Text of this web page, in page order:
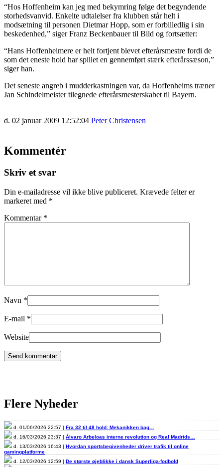
“Hos Hoffenheim kan jeg med bekymring følge det begyndende
storhedsvanvid. Enkelte udtalelser fra klubben står helt i
modsætning til personen Dietmar Hopp, som er forbilledlig i sin
beskedenhed,” siger Franz Beckenbauer til Bild og fortsætter:
“Hans Hoffenheimere er helt fortjent blevet efterårsmestre fordi de
som det eneste hold har spillet en gennemført stærk efterårssæson,”
siger han.
Det seneste angreb i mudderkastningen var, da Hoffenheims træner
Jan Schindelmeister tilegnede efterårsmesterskabet til Bayern.
d. 02 januar 2009 12:52:04 Peter Christensen
Kommentér
Skriv et svar
Din e-mailadresse vil ikke blive publiceret. Krævede felter er
markeret med *
Kommentar *
Navn *
E-mail *
Website
Flere Nyheder
d. 01/06/2026 22:57 | Fra 32 til 48 hold: Mekanikken bag…
d. 16/03/2026 23:37 | Álvaro Arbeloas interne revolution og Real Madrids…
d. 13/03/2026 16:43 | Hvordan sportsbegivenheder driver trafik til online
gamingplatforme
d. 12/03/2026 12:59 | De største øjeblikke i dansk Superliga-fodbold